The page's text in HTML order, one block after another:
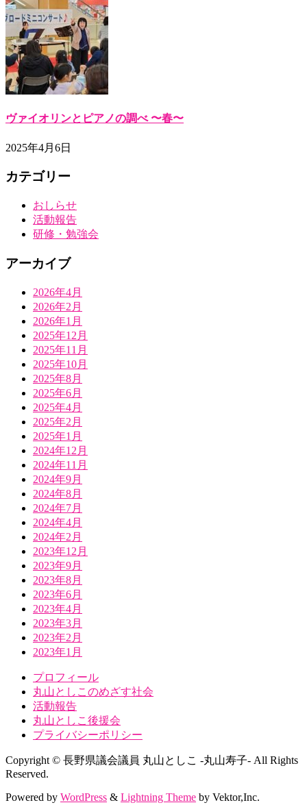
ヴァイオリンとピアノの調べ 〜春〜
2025年4月6日
カテゴリー
おしらせ
活動報告
研修・勉強会
アーカイブ
2026年4月
2026年2月
2026年1月
2025年12月
2025年11月
2025年10月
2025年8月
2025年6月
2025年4月
2025年2月
2025年1月
2024年12月
2024年11月
2024年9月
2024年8月
2024年7月
2024年4月
2024年2月
2023年12月
2023年9月
2023年8月
2023年6月
2023年4月
2023年3月
2023年2月
2023年1月
プロフィール
丸山としこのめざす社会
活動報告
丸山としこ後援会
プライバシーポリシー
Copyright © 長野県議会議員 丸山としこ -丸山寿子- All Rights
Reserved.
Powered by WordPress & Lightning Theme by Vektor,Inc.